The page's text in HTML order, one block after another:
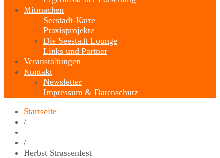
Mitmachen
Seestadt-Karte
Praxisprojekte
Die Seestadt Lounge
Links und Partner
Veranstaltungen
Kontakt
Newsletter
Impressum & Datenschutz
Startseite
/
/
Herbst Strassenfest